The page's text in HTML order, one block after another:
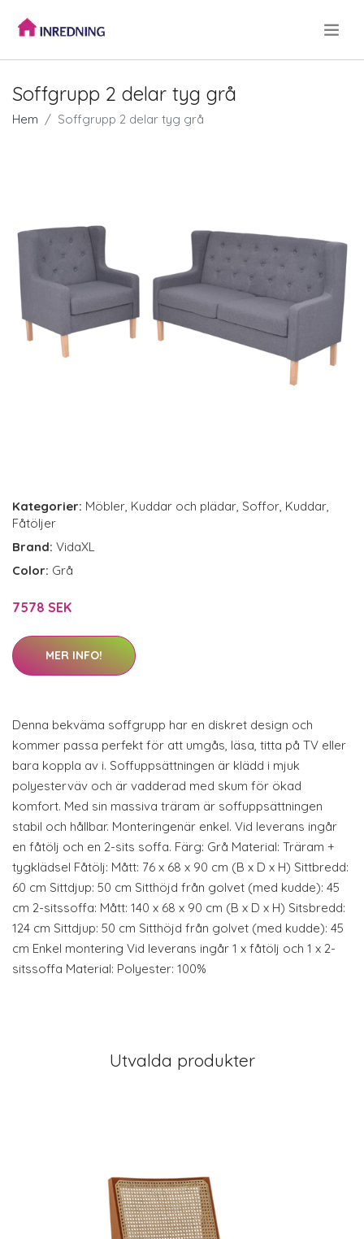
Soffgrupp 2 delar tyg grå
Hem Soffgrupp 2 delar tyg grå
Kategorier: Möbler, Kuddar och plädar, Soffor, Kuddar,
Fåtöljer
Brand: VidaXL
Color: Grå
7578 SEK
MER INFO!
Denna bekväma soffgrupp har en diskret design och
kommer passa perfekt för att umgås, läsa, titta på TV eller
bara koppla av i. Soffuppsättningen är klädd i mjuk
polyesterväv och är vadderad med skum för ökad
komfort. Med sin massiva träram är soffuppsättningen
stabil och hållbar. Monteringenär enkel. Vid leverans ingår
en fåtölj och en 2-sits soffa. Färg: Grå Material: Träram +
tygklädsel Fåtölj: Mått: 76 x 68 x 90 cm (B x D x H) Sittbredd:
60 cm Sittdjup: 50 cm Sitthöjd från golvet (med kudde): 45
cm 2-sitssoffa: Mått: 140 x 68 x 90 cm (B x D x H) Sitsbredd:
124 cm Sittdjup: 50 cm Sitthöjd från golvet (med kudde): 45
cm Enkel montering Vid leverans ingår 1 x fåtölj och 1 x 2-
sitssoffa Material: Polyester: 100%
Utvalda produkter